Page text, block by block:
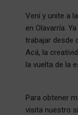
Vení y unite a
en Olavarría.
trabajar desde
Acá, la
la vuelta de la
Para obtener
visita nuestro